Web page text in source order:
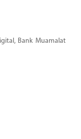
Bank Muamalat